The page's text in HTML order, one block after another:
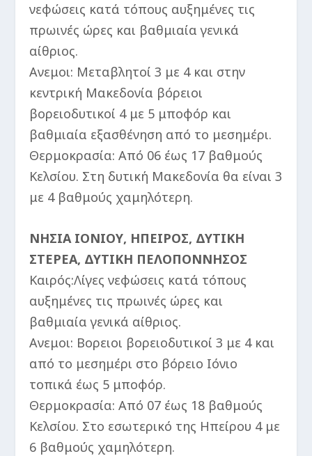
νεφώσεις κατά τόπους αυξημένες τις
πρωινές ώρες και βαθμιαία γενικά
αίθριος.
Ανεμοι: Μεταβλητοί 3 με 4 και στην
κεντρική Μακεδονία βόρειοι
βορειοδυτικοί 4 με 5 μποφόρ και
βαθμιαία εξασθένηση από το μεσημέρι.
Θερμοκρασία: Από 06 έως 17 βαθμούς
Κελσίου. Στη δυτική Μακεδονία θα είναι 3
με 4 βαθμούς χαμηλότερη.
ΝΗΣΙΑ ΙΟΝΙΟΥ, ΗΠΕΙΡΟΣ, ΔΥΤΙΚΗ
ΣΤΕΡΕΑ, ΔΥΤΙΚΗ ΠΕΛΟΠΟΝΝΗΣΟΣ
Καιρός:Λίγες νεφώσεις κατά τόπους
αυξημένες τις πρωινές ώρες και
βαθμιαία γενικά αίθριος.
Ανεμοι: Βορειοι βορειοδυτικοί 3 με 4 και
από το μεσημέρι στο βόρειο Ιόνιο
τοπικά έως 5 μποφόρ.
Θερμοκρασία: Από 07 έως 18 βαθμούς
Κελσίου. Στο εσωτερικό της Ηπείρου 4 με
6 βαθμούς χαμηλότερη.